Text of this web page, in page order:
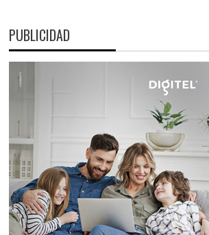
PUBLICIDAD